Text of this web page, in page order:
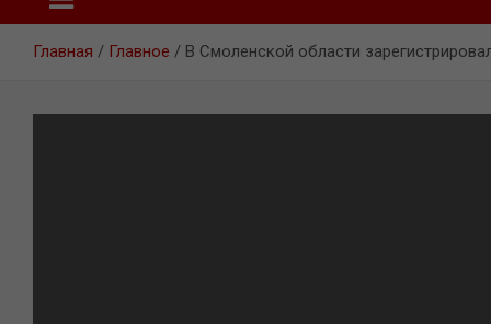
Главная Главное В Смоленской области